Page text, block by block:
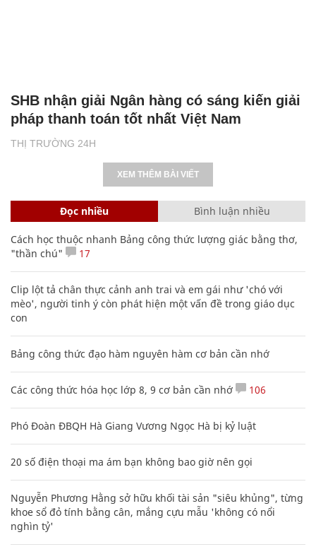
THỊ TRƯỜNG 24H
SHB nhận giải Ngân hàng có sáng kiến giải
pháp thanh toán tốt nhất Việt Nam
XEM THÊM BÀI VIẾT
Đọc nhiều Bình luận nhiều
Cách học thuộc nhanh Bảng công thức lượng giác bằng thơ,
"thần chú"
17
Clip lột tả chân thực cảnh anh trai và em gái như 'chó với
mèo', người tinh ý còn phát hiện một vấn đề trong giáo dục
con
Bảng công thức đạo hàm nguyên hàm cơ bản cần nhớ
Các công thức hóa học lớp 8, 9 cơ bản cần nhớ 106
Phó Đoàn ĐBQH Hà Giang Vương Ngọc Hà bị kỷ luật
20 số điện thoại ma ám bạn không bao giờ nên gọi
Nguyễn Phương Hằng sở hữu khối tài sản "siêu khủng", từng
khoe sổ đỏ tính bằng cân, mắng cựu mẫu 'không có nổi
nghìn tỷ'